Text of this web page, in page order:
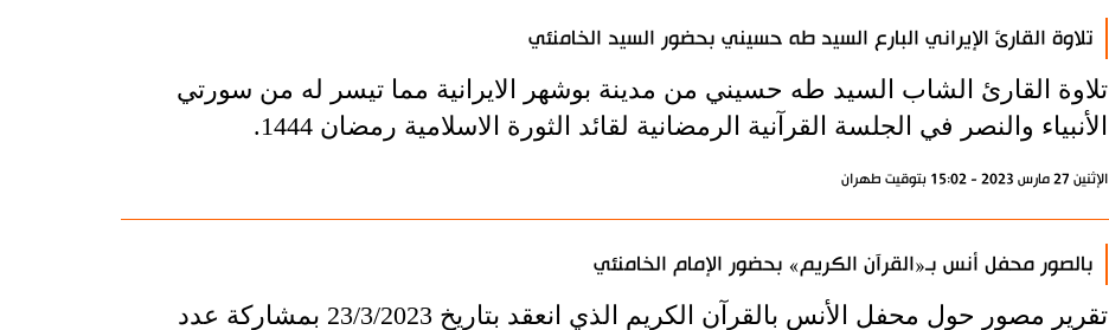
تلاوة القارئ الإيراني البارع السيد طه حسيني بحضور السيد الخامنئي
تلاوة القارئ الشاب السيد طه حسيني من مدينة بوشهر الايرانية مما تيسر له من سورتي
الأنبياء والنصر في الجلسة القرآنية الرمضانية لقائد الثورة الاسلامية رمضان 1444.
الإثنين 27 مارس 2023 - 15:02 بتوقيت طهران
بالصور محفل أنس بـ«القرآن الكريم» بحضور الإمام الخامنئي
تقرير مصور حول محفل الأنس بالقرآن الكريم الذي انعقد بتاريخ 23/3/2023 بمشاركة عدد